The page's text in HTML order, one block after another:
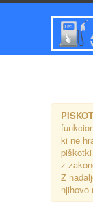
ki ne
z
Z
njihovo